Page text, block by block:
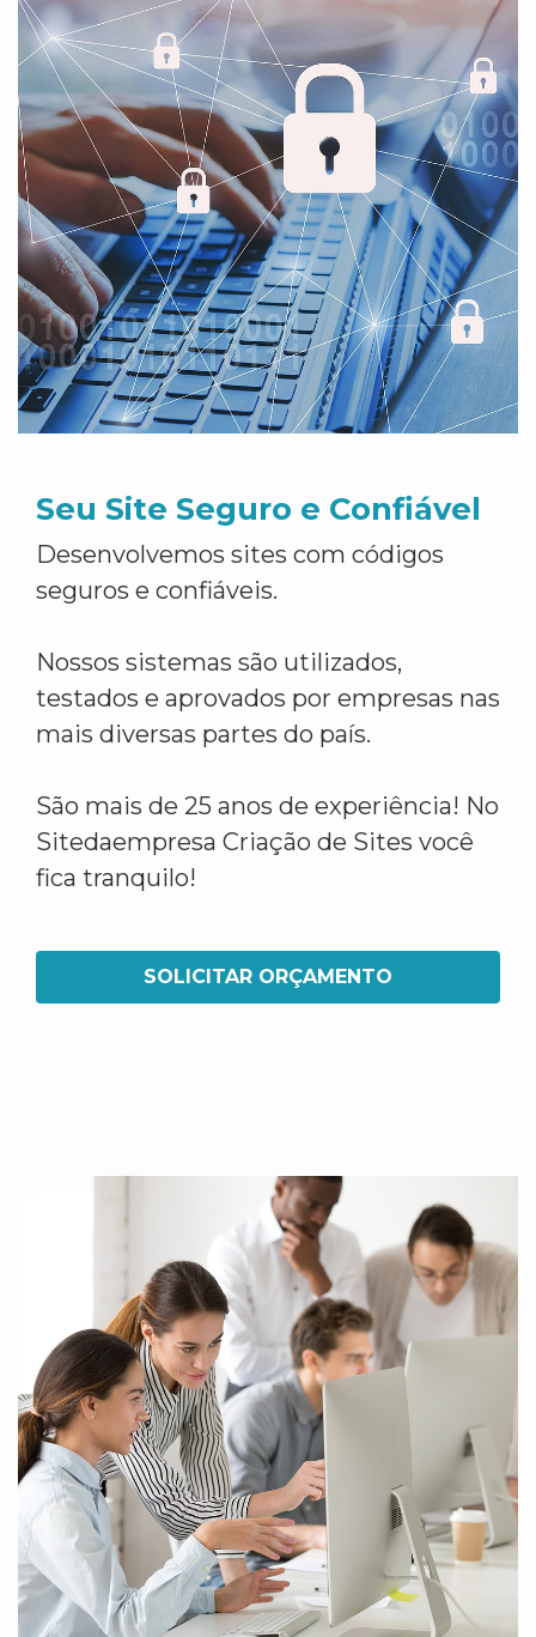
Seu Site Seguro e Confiável
Desenvolvemos sites com códigos
seguros e confiáveis.
Nossos sistemas são utilizados,
testados e aprovados por empresas nas
mais diversas partes do país.
São mais de 25 anos de experiência! No
Sitedaempresa Criação de Sites você
fica tranquilo!
SOLICITAR ORÇAMENTO